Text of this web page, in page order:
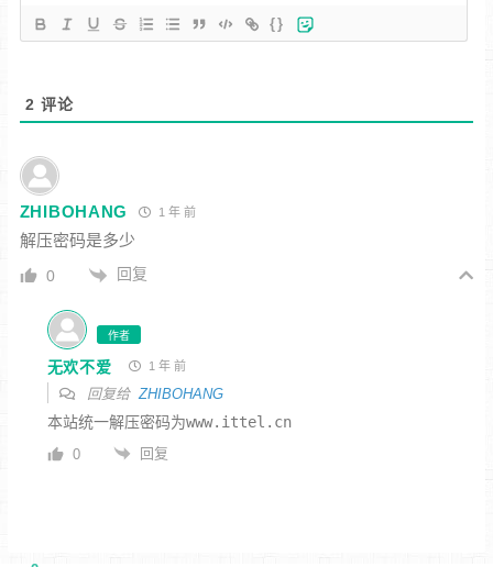
{}
2 评论
ZHIBOHANG 1 年 前
解压密码是多少
0 回复
作者
无欢不爱 1 年 前
回复给 ZHIBOHANG
本站统一解压密码为www.ittel.cn
0 回复